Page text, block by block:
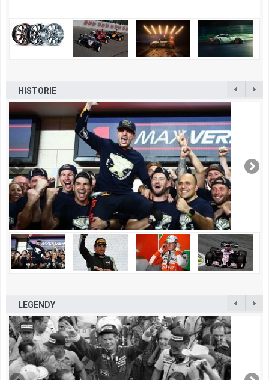
HISTORIE
LEGENDY